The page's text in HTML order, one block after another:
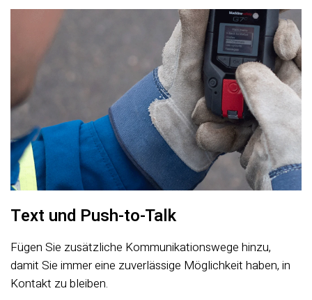
Text und Push-to-Talk
Fügen Sie zusätzliche Kommunikationswege hinzu,
damit Sie immer eine zuverlässige Möglichkeit haben, in
Kontakt zu bleiben.